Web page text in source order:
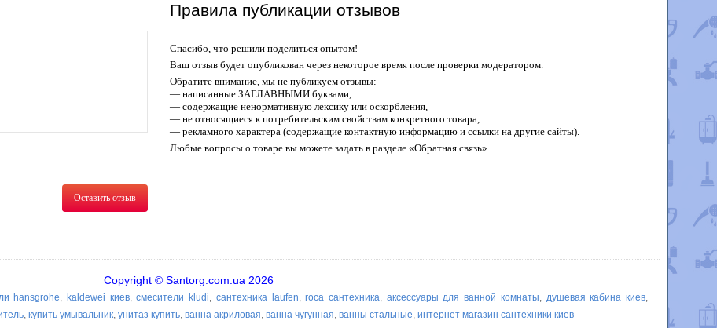
Оставить отзыв
Правила публикации отзывов
Спасибо, что решили поделиться опытом!
Ваш отзыв будет опубликован через некоторое время после проверки модератором.
Обратите внимание, мы не публикуем отзывы:
— написанные ЗАГЛАВНЫМИ буквами,
— содержащие ненормативную лексику или оскорбления,
— не относящиеся к потребительским свойствам конкретного товара,
— рекламного характера (содержащие контактную информацию и ссылки на другие сайты).
Любые вопросы о товаре вы можете задать в разделе «Обратная связь».
Copyright © Santorg.com.ua 2026
hansgrohe, kaldewei киев,смесители kludi, сантехника laufen,roca сантехника, аксессуары для ванной комнаты, душевая кабина киев,
, купить умывальник, унитаз купить, ванна акриловая, ванна чугунная, ванны стальные, интернет магазин сантехники киев